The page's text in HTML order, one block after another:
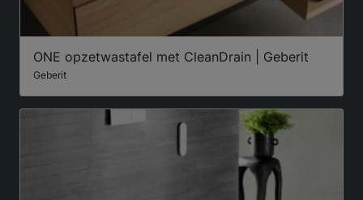
ONE opzetwastafel met CleanDrain | Geberit
Geberit